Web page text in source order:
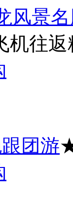
风景
机往返
团游